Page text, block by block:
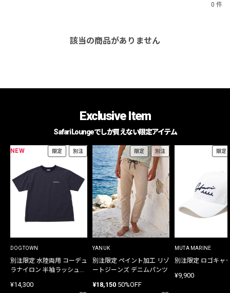
0 件
該当の商品がありません
Exclusive Item
Safari Loungeでしか買えない限定アイテム
NEW 限定 別注
DOGTOWN
別注限定 水陸両用 コーデュ
ラナイロン 半袖ラッシュガ
¥14,300
限定 別注
YANUK
別注限定 ペイント加工 リゾ
ートジーンズ デニムパンツ
¥18,150 50%OFF
限定
MUTA MARINE
別注限定 ロゴキャ
¥9,900